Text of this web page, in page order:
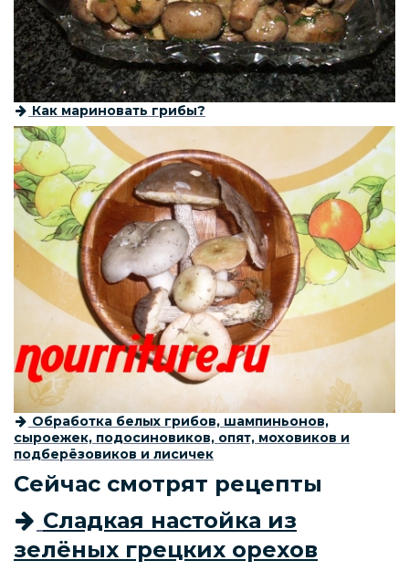
Как мариновать грибы?
Обработка белых грибов, шампиньонов,
сыроежек, подосиновиков, опят, моховиков и
подберёзовиков и лисичек
Сейчас смотрят рецепты
Сладкая настойка из
зелёных грецких орехов